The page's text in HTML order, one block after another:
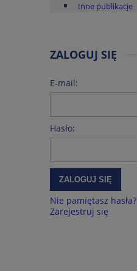
Inne publikacje
ZALOGUJ SIĘ
E-mail:
Hasło:
ZALOGUJ SIĘ
Nie pamiętasz hasła?
Zarejestruj się